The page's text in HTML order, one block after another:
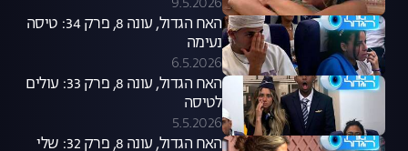
האח הגדול, עונה 8, פרק 34: טיסה
נעימה
6.5.2026
האח הגדול, עונה 8, פרק 33: עולים
לטיסה
5.5.2026
האח הגדול, עונה 8, פרק 32: שלי